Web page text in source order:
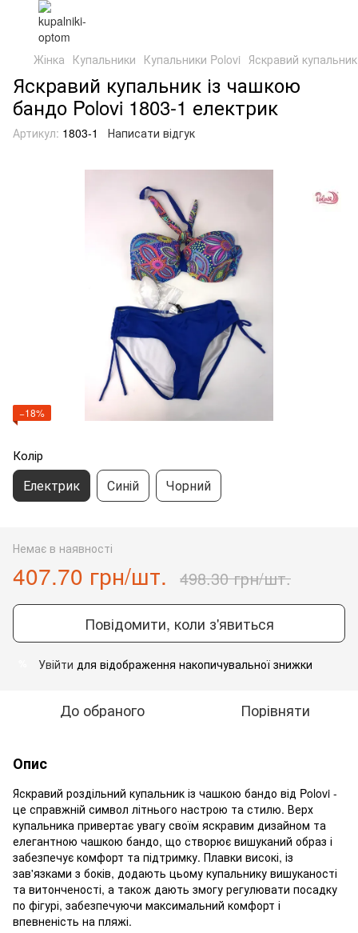
Жінка Купальники Купальники Polovi Яскравий
Яскравий купальник із чашкою
бандо Polovi 1803-1 електрик
Артикул: 1803-1 Написати відгук
−18%
Колір
Електрик Синій Чорний
Немає в наявності
407.70 грн/шт. 498.30 грн/шт.
Повідомити, коли з'явиться
Увійти для відображення накопичувальної знижки
До обраного Порівняти
Опис
Яскравий роздільний купальник із чашкою бандо від Polovi -
це справжній символ літнього настрою та стилю. Верх
купальника привертає увагу своїм яскравим дизайном та
елегантною чашкою бандо, що створює вишуканий образ і
забезпечує комфорт та підтримку. Плавки високі, із
зав'язками з боків, додають цьому купальнику вишуканості
та витонченості, а також дають змогу регулювати посадку
по фігурі, забезпечуючи максимальний комфорт і
впевненість на пляжі.